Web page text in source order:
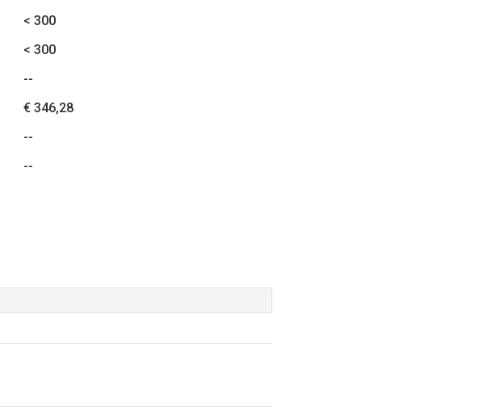
< 300
< 300
--
€ 346,28
--
--